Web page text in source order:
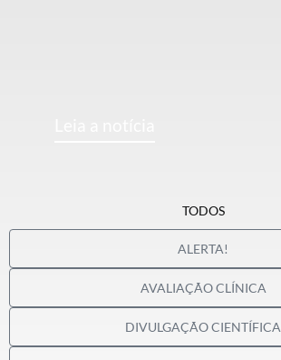
ALERTA!
AVALIAÇÃO CLÍNICA
DIVULGAÇÃO CIENTÍFICA
TODOS